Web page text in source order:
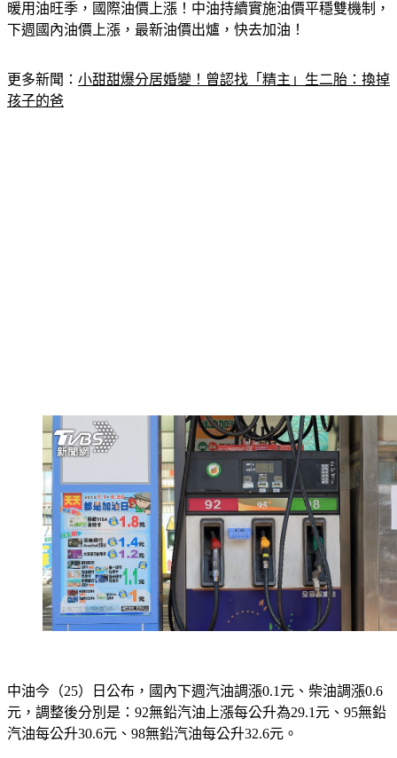
暖用油旺季，國際油價上漲！中油持續實施油價平穩雙機制，
下週國內油價上漲，最新油價出爐，快去加油！
更多新聞： 小甜甜爆分居婚變！曾認找「精主」生二胎：換掉
孩子的爸
中油今（25）日公布，國內下週汽油調漲0.1元、柴油調漲0.6
元，調整後分別是：92無鉛汽油上漲每公升為29.1元、95無鉛
汽油每公升30.6元、98無鉛汽油每公升32.6元。